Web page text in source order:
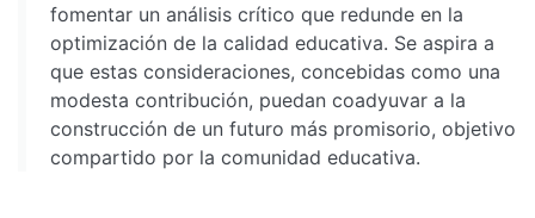
fomentar un análisis crítico que redunde en la
optimización de la calidad educativa. Se aspira a
que estas consideraciones, concebidas como una
modesta contribución, puedan coadyuvar a la
construcción de un futuro más promisorio, objetivo
compartido por la comunidad educativa.